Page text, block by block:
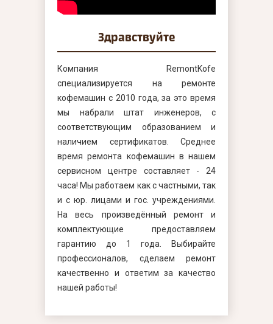
Здравствуйте
Компания RemontKofe
специализируется на ремонте
кофемашин с 2010 года, за это время
мы набрали штат инженеров, с
соответствующим образованием и
наличием сертификатов. Среднее
время ремонта кофемашин в нашем
сервисном центре составляет - 24
часа! Мы работаем как с частными, так
и с юр. лицами и гос. учреждениями.
На весь произведённый ремонт и
комплектующие предоставляем
гарантию до 1 года. Выбирайте
профессионалов, сделаем ремонт
качественно и ответим за качество
нашей работы!